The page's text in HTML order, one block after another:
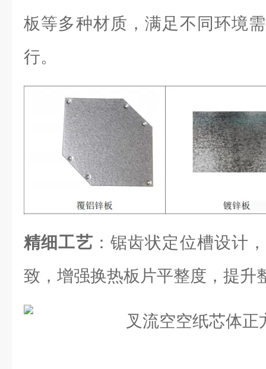
板等多种材质，满足不同环境
行。
精细工艺 ：锯齿状定位槽设计
致，增强换热板片平整度，提升